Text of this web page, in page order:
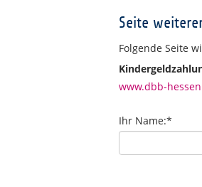
Seite
Folgende Seite
www.dbb-
Ihr Name:*